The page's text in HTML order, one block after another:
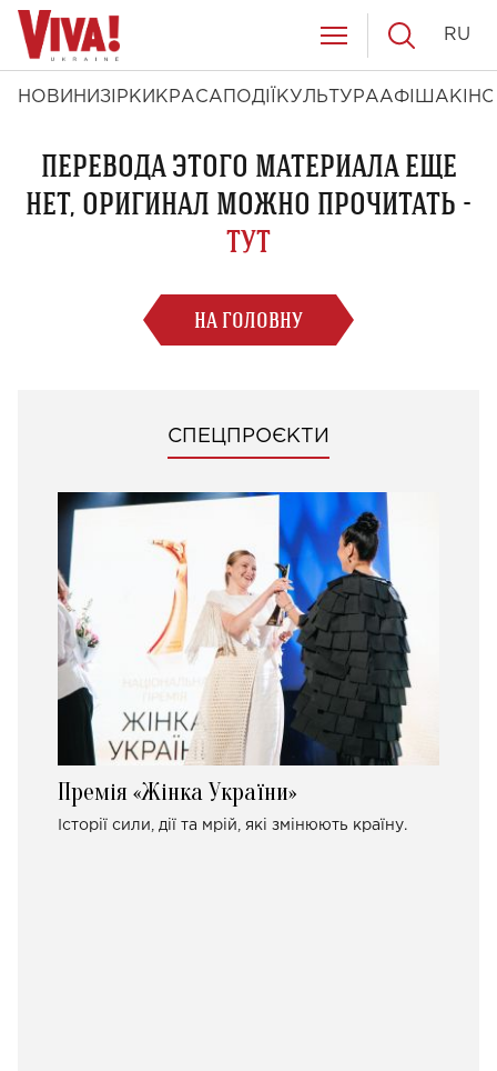
НОВИНИ ЗІРКИ КРАСА ПОДІЇ КУЛЬТУРААФІША КІНО
RU
ПЕРЕВОДА ЭТОГО МАТЕРИАЛА ЕЩЕ
НЕТ, ОРИГИНАЛ МОЖНО ПРОЧИТАТЬ -
ТУТ
НА ГОЛОВНУ
СПЕЦПРОЄКТИ
Премія «Жінка України»
Історії сили, дії та мрій, які змінюють країну.